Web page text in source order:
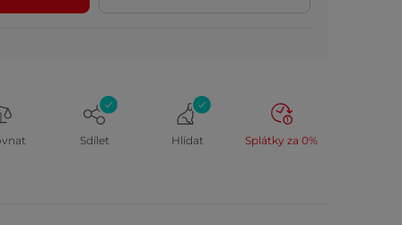
Sdílet Hlídat Splátky za 0%